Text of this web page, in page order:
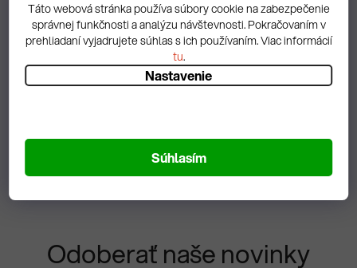
Táto webová stránka používa súbory cookie na zabezpečenie
správnej funkčnosti a analýzu návštevnosti. Pokračovaním v
prehliadaní vyjadrujete súhlas s ich používaním. Viac informácií
tu.
Nastavenie
Súhlasím
Spätná väzba
Zobrazit hodnotenie
Odoberať naše novinky